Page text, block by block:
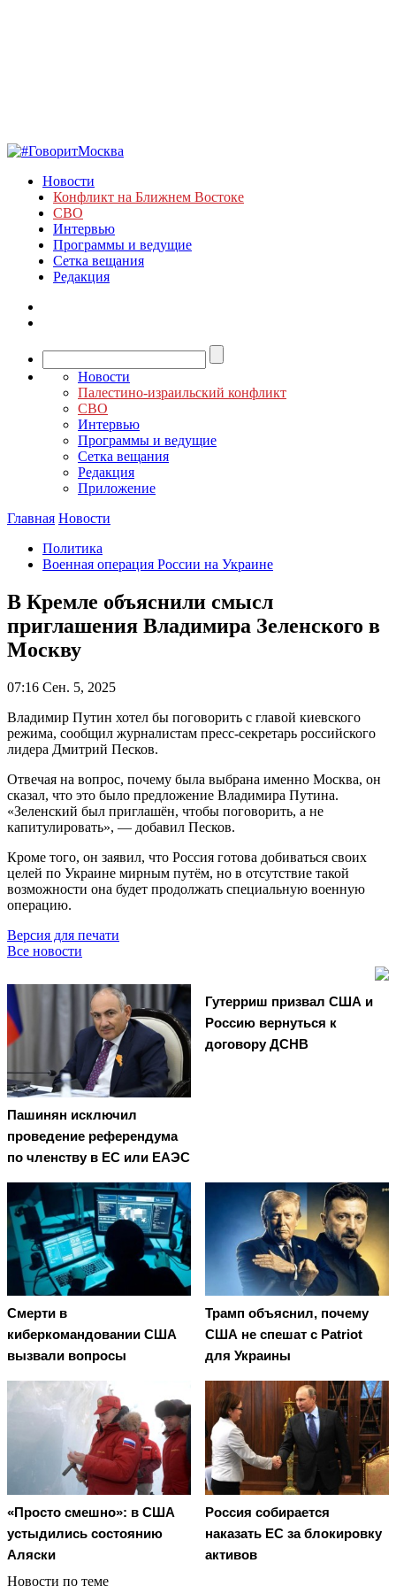
Новости
Конфликт на Ближнем Востоке
СВО
Интервью
Программы и ведущие
Сетка вещания
Редакция
Новости
Палестино-израильский конфликт
СВО
Интервью
Программы и ведущие
Сетка вещания
Редакция
Приложение
Главная Новости
Политика
Военная операция России на Украине
В Кремле объяснили смысл
приглашения Владимира Зеленского в
Москву
07:16 Сен. 5, 2025
Владимир Путин хотел бы поговорить с главой киевского
режима, сообщил журналистам пресс-секретарь российского
лидера Дмитрий Песков.
Отвечая на вопрос, почему была выбрана именно Москва, он
сказал, что это было предложение Владимира Путина.
«Зеленский был приглашён, чтобы поговорить, а не
капитулировать», — добавил Песков.
Кроме того, он заявил, что Россия готова добиваться своих
целей по Украине мирным путём, но в отсутствие такой
возможности она будет продолжать специальную военную
операцию.
Версия для печати
Все новости
Пашинян исключил
проведение референдума
по членству в ЕС или ЕАЭС
Гутерриш призвал США и
Россию вернуться к
договору ДСНВ
Смерти в
киберкомандовании США
вызвали вопросы
Трамп объяснил, почему
США не спешат с Patriot
для Украины
«Просто смешно»: в США
устыдились состоянию
Аляски
Россия собирается
наказать EC за блокировку
активов
Новости по теме